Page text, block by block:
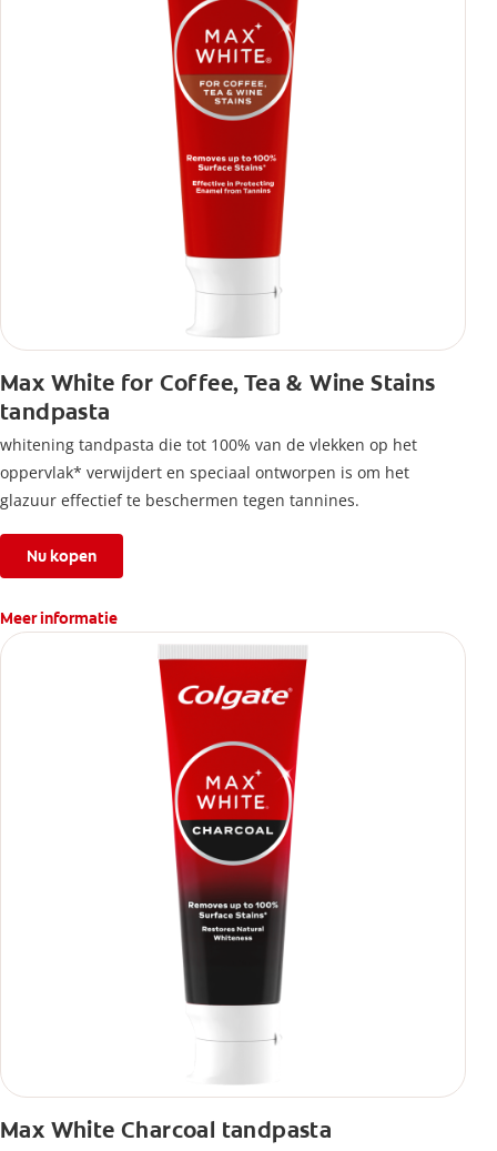
Max White for Coffee, Tea & Wine Stains
tandpasta
whitening tandpasta die tot 100% van de vlekken op het
oppervlak* verwijdert en speciaal ontworpen is om het
glazuur effectief te beschermen tegen tannines.
Nu kopen
Meer informatie
Max White Charcoal tandpasta